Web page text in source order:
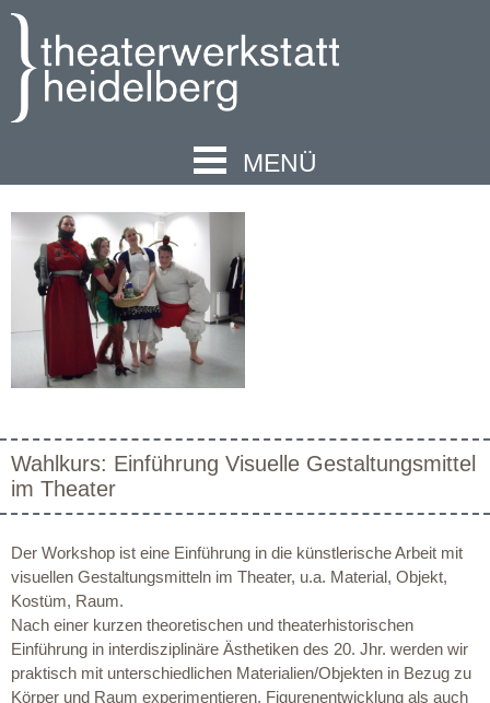
MENÜ
Wahlkurs: Einführung Visuelle Gestaltungsmittel
im Theater
Der Workshop ist eine Einführung in die künstlerische Arbeit mit
visuellen Gestaltungsmitteln im Theater, u.a. Material, Objekt,
Kostüm, Raum.
Nach einer kurzen theoretischen und theaterhistorischen
Einführung in interdisziplinäre Ästhetiken des 20. Jhr. werden wir
praktisch mit unterschiedlichen Materialien/Objekten in Bezug zu
Körper und Raum experimentieren. Figurenentwicklung als auch